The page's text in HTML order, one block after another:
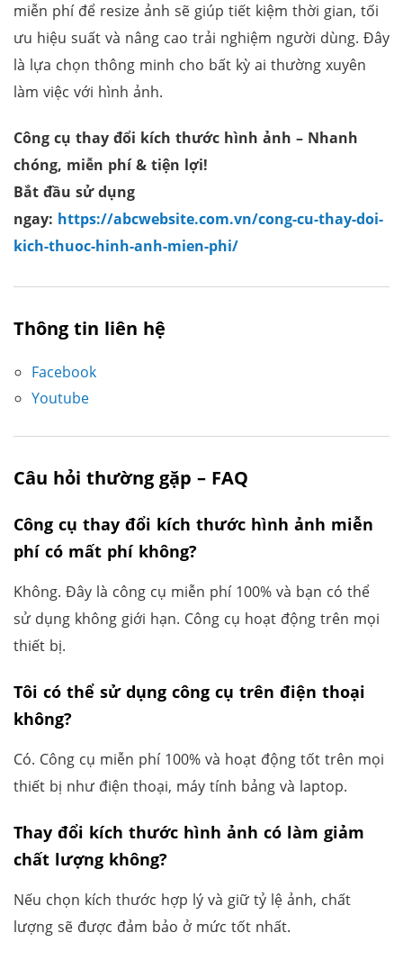
miễn phí để resize ảnh sẽ giúp tiết kiệm thời gian, tối
ưu hiệu suất và nâng cao trải nghiệm người dùng. Đây
là lựa chọn thông minh cho bất kỳ ai thường xuyên
làm việc với hình ảnh.
Công cụ thay đổi kích thước hình ảnh – Nhanh
chóng, miễn phí & tiện lợi!
Bắt đầu sử dụng
ngay: https://abcwebsite.com.vn/cong-cu-thay-doi-
kich-thuoc-hinh-anh-mien-phi/
Thông tin liên hệ
Facebook
Youtube
Câu hỏi thường gặp – FAQ
Công cụ thay đổi kích thước hình ảnh miễn
phí có mất phí không?
Không. Đây là công cụ miễn phí 100% và bạn có thể
sử dụng không giới hạn. Công cụ hoạt động trên mọi
thiết bị.
Tôi có thể sử dụng công cụ trên điện thoại
không?
Có. Công cụ miễn phí 100% và hoạt động tốt trên mọi
thiết bị như điện thoại, máy tính bảng và laptop.
Thay đổi kích thước hình ảnh có làm giảm
chất lượng không?
Nếu chọn kích thước hợp lý và giữ tỷ lệ ảnh, chất
lượng sẽ được đảm bảo ở mức tốt nhất.